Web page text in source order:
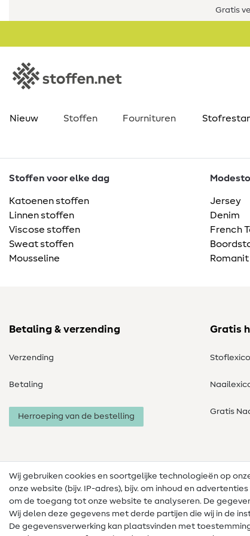
Gratis
Nieuw Stoffen Fournituren
Stoffen voor elke dag
Katoenen stoffen
Linnen stoffen
Viscose stoffen
Sweat stoffen
Mousseline
Jersey
Denim
French
Betaling & verzending
Verzending
Betaling
Herroeping van de bestelling
Gratis
Gratis
Wij gebruiken cookies en soortgelijke technologieën op
onze website (bijv. IP-adres), bijv. om inhoud en
om de toegang tot onze website te analyseren. De
Wij delen deze gegevens met derde partijen die wij in de
De gegevensverwerking kan plaatsvinden met
Colofon Privacy Algemene voorwaarden